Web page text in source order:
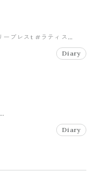
ーブレスt #ラティス
Diary
Diary